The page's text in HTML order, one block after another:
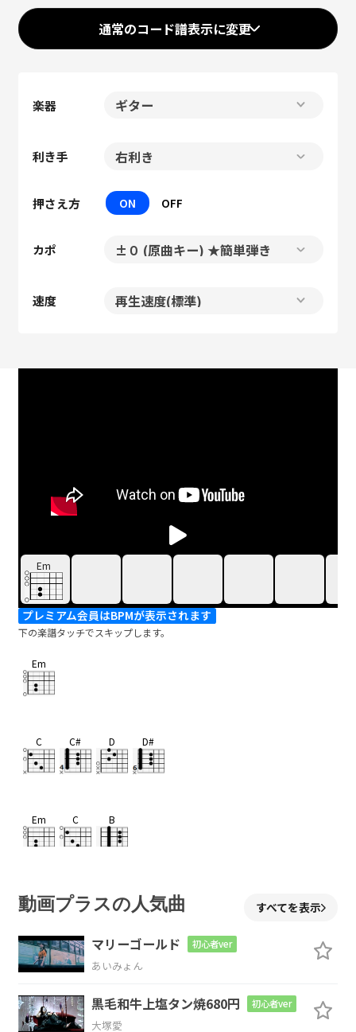
Mute
通常のコード譜表示に変更
楽器
利き手
押さえ方 ON OFF
カポ
速度
Em
プレミアム会員はBPMが表示されます
下の楽譜タッチでスキップします。
Em
C C# D D#
Em C B
Em C B
Em C
動画プラスの人気曲 すべてを表示
マリーゴールド 初心者ver
あいみょん
黒毛和牛上塩タン焼680円 初心者ver
大塚愛